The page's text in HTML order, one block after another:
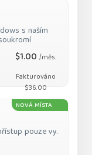
s naším
$1.00 /měs.
Fakturováno
$36.00
NOVÁ MÍSTA
pouze vy.